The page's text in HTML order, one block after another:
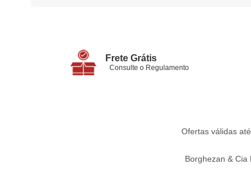
Frete Grátis
Consulte o Regulamento
Ofertas válidas
Borghezan & Cia